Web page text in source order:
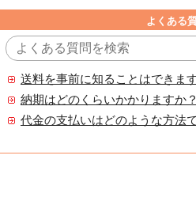
よくある
送料を事前に知ることはできま
納期はどのくらいかかりますか？